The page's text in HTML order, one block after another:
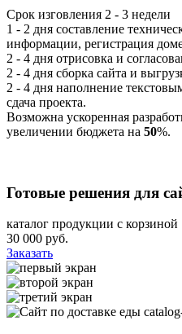
Срок изговления 2 - 3 недели
1 - 2 дня составление
информации, регистрация
2 - 4 дня отрисовка и
2 - 4 дня сборка сайта и
2 - 4 дня наполнение
сдача проекта.
Возможна ускоренная
увеличении бюджета на 50%.
Готовые решения для
каталог продукции с корзиной
30 000 руб.
Заказать